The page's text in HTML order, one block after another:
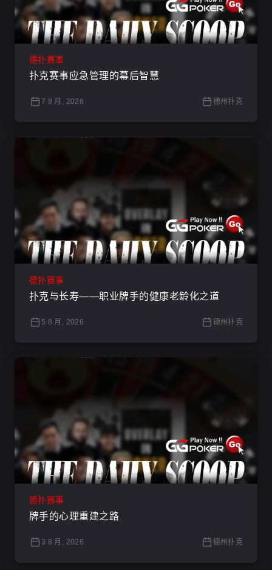
德扑赛事
扑克赛事应急管理的幕后智慧
7 8 月, 2026 德州扑克
德扑赛事
扑克与长寿——职业牌手的健康老龄化之道
5 8 月, 2026 德州扑克
德扑赛事
牌手的心理重建之路
3 8 月, 2026 德州扑克